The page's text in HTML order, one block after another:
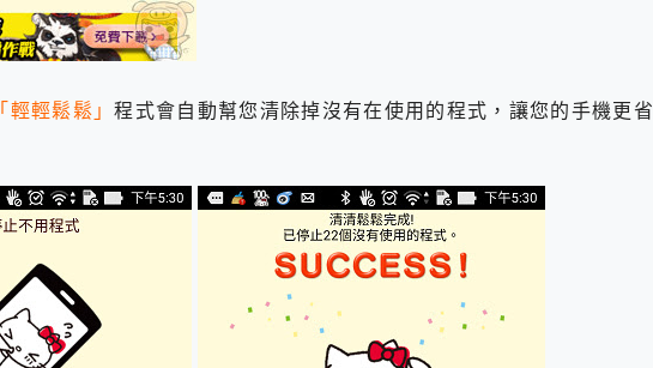
「輕輕鬆鬆」程式會自動幫您清除掉沒有在使用的程式，讓您的手機更省